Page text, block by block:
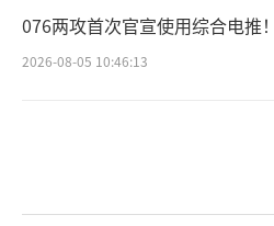
076两攻首次官宣使用综合电推！
2026-08-05 10:46:13